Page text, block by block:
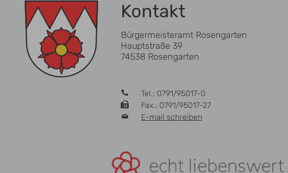
Kontakt
Bürgermeisteramt Rosengarten
Hauptstraße 39
74538 Rosengarten
Tel.: 0791/95017-0
Fax.: 0791/95017-27
E-mail schreiben